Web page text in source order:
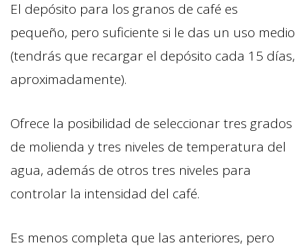
El depósito para los granos de café es
pequeño, pero suficiente si le das un uso medio
(tendrás que recargar el depósito cada 15 días,
aproximadamente).
Ofrece la posibilidad de seleccionar tres grados
de molienda y tres niveles de temperatura del
agua, además de otros tres niveles para
controlar la intensidad del café.
Es menos completa que las anteriores, pero